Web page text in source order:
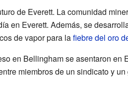
de Everett. La comunidad
en Everett. Además, se
de vapor para lafiebre del oro
en Bellingham se asentaron en
miembros de un sindicato y